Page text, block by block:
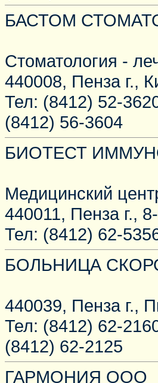
БАСТОМ
Стоматология -
440008, Пенза г.,
Тел: (8412) 52-
(8412) 56-3604
БИОТЕСТ
Медицинский
440011, Пенза г.,
Тел: (8412) 62-
БОЛЬНИЦА
440039, Пенза г.,
Тел: (8412) 62-
(8412) 62-2125
ГАРМОНИЯ ООО